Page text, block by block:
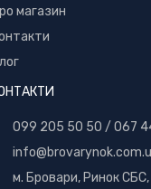
магазин
099 205 50 50 / 067
м. Бровари, Ринок